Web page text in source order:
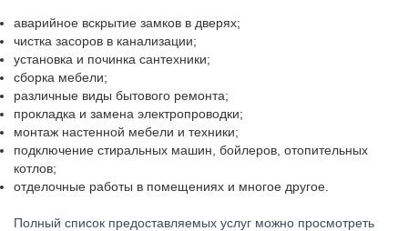
аварийное вскрытие замков в дверях;
чистка засоров в канализации;
установка и починка сантехники;
сборка мебели;
различные виды бытового ремонта;
прокладка и замена электропроводки;
монтаж настенной мебели и техники;
подключение стиральных машин, бойлеров, отопительных
котлов;
отделочные работы в помещениях и многое другое.
Полный список предоставляемых услуг можно просмотреть